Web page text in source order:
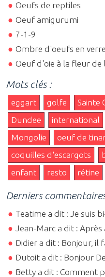
Oeufs de reptiles
Oeuf amigurumi
7-1-9
Ombre d'oeufs en verre
Oeuf d'oie à la fleur de
Mots clés :
eggart golfe Sainte
Dundee
international
Mongolie
oeuf de
coquilles d'escargots
enfant
resto rétine
Derniers
Teatime a dit : Je suis
Jean-Marc a dit : Après
Didier a dit : Bonjour, il
Dutoit a dit : Bonjour
Betty a dit : Comment